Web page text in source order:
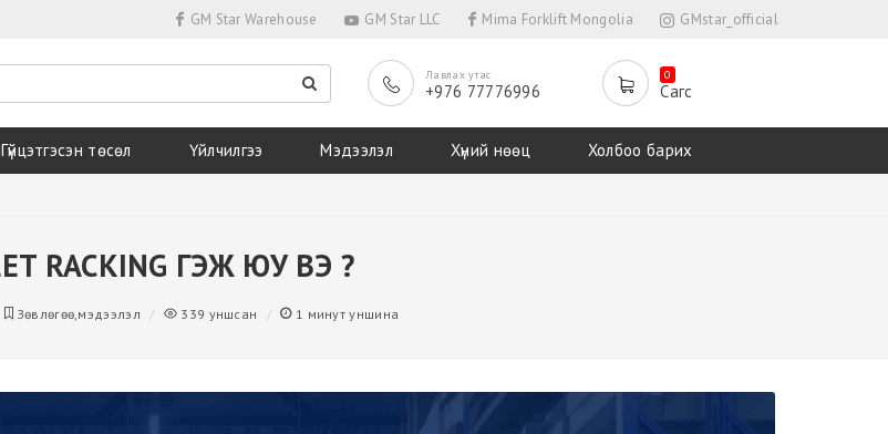
GM Star Warehouse GM Star LLC Mima Forklift Mongolia GMstar_official
Лавлах утас
+976 77776996
0
Сагс
Гүйцэтгэсэн төсөл Үйлчилгээ Мэдээлэл Хүний нөөц Холбоо барих
RACKING ГЭЖ ЮУ ВЭ ?
Зөвлөгөө,мэдээлэл 339 уншсан 1 минут уншина